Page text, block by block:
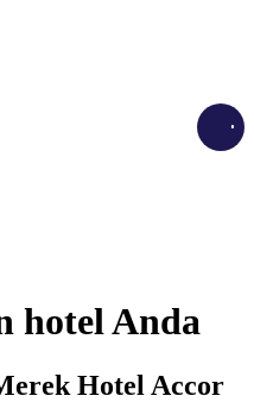
hotel Anda
Hotel Accor